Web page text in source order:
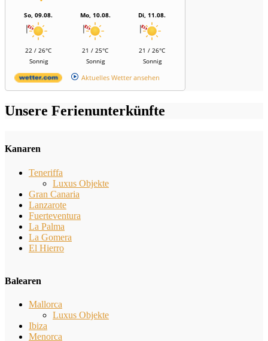
So, 09.08.
22 / 26°C
Sonnig
Mo, 10.08.
21 / 25°C
Sonnig
Di, 11.08.
21 / 26°C
Sonnig
Aktuelles Wetter ansehen
Unsere Ferienunterkünfte
Kanaren
Teneriffa
Luxus Objekte
Gran Canaria
Lanzarote
Fuerteventura
La Palma
La Gomera
El Hierro
Balearen
Mallorca
Luxus Objekte
Ibiza
Menorca